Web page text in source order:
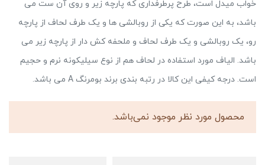
خواب میدل است، طرح پرطرفداری که پارچه زیر و روی آن ست می
باشد، به این صورت که یکی از روبالشی ها و یک طرف لحاف از پارچه
رو، یک روبالشی و یک طرف لحاف و ملحفه کش دار از پارچه زیر می
باشد. الیاف مورد استفاده در لحاف هم از نوع سیلیکونه نرم و حجیم
است. درجه کیفی این کالا در رتبه بندی برند بومرنگ A می باشد.
محصول مورد نظر موجود نمی‌باشد.